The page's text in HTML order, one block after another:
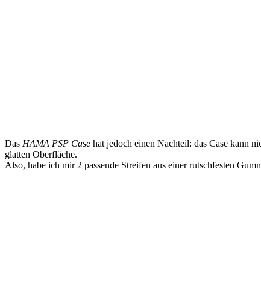
Das HAMA PSP Case hat jedoch einen Nachteil: das Case kann
glatten Oberfläche.
Also, habe ich mir 2 passende Streifen aus einer rutschfesten